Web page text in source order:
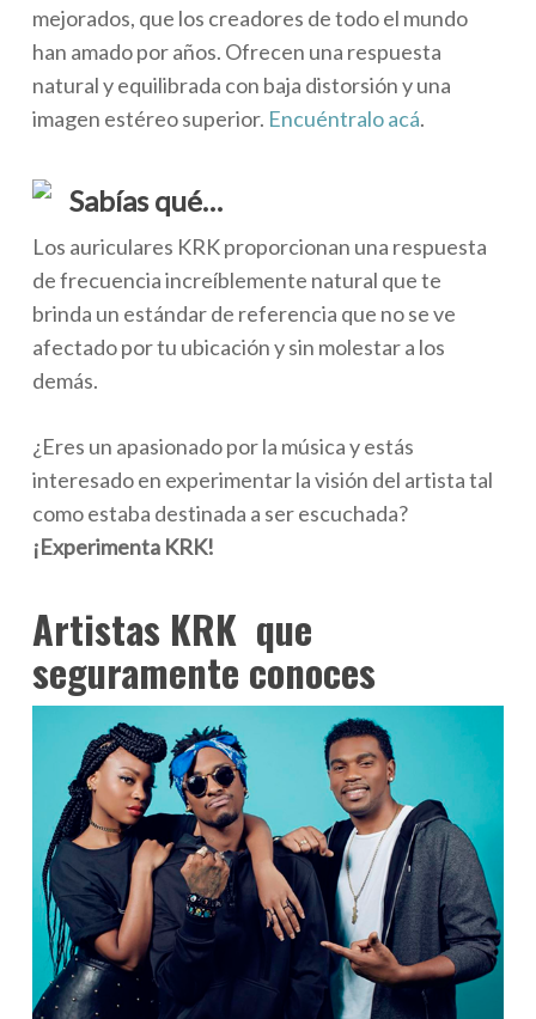
mejorados, que los creadores de todo el mundo
han amado por años. Ofrecen una respuesta
natural y equilibrada con baja distorsión y una
imagen estéreo superior. Encuéntralo acá.
Sabías qué…
Los auriculares KRK proporcionan una respuesta
de frecuencia increíblemente natural que te
brinda un estándar de referencia que no se ve
afectado por tu ubicación y sin molestar a los
demás.
¿Eres un apasionado por la música y estás
interesado en experimentar la visión del artista tal
como estaba destinada a ser escuchada?
¡Experimenta KRK!
Artistas KRK que
seguramente conoces